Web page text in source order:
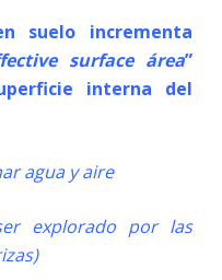
suelo incrementa
surface área”
interna del
agua y aire
explorado por las